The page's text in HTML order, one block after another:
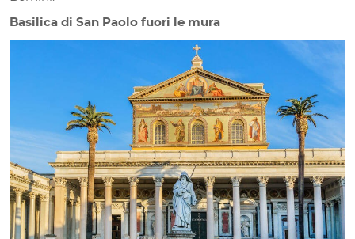
Basilica di San Paolo fuori le mura